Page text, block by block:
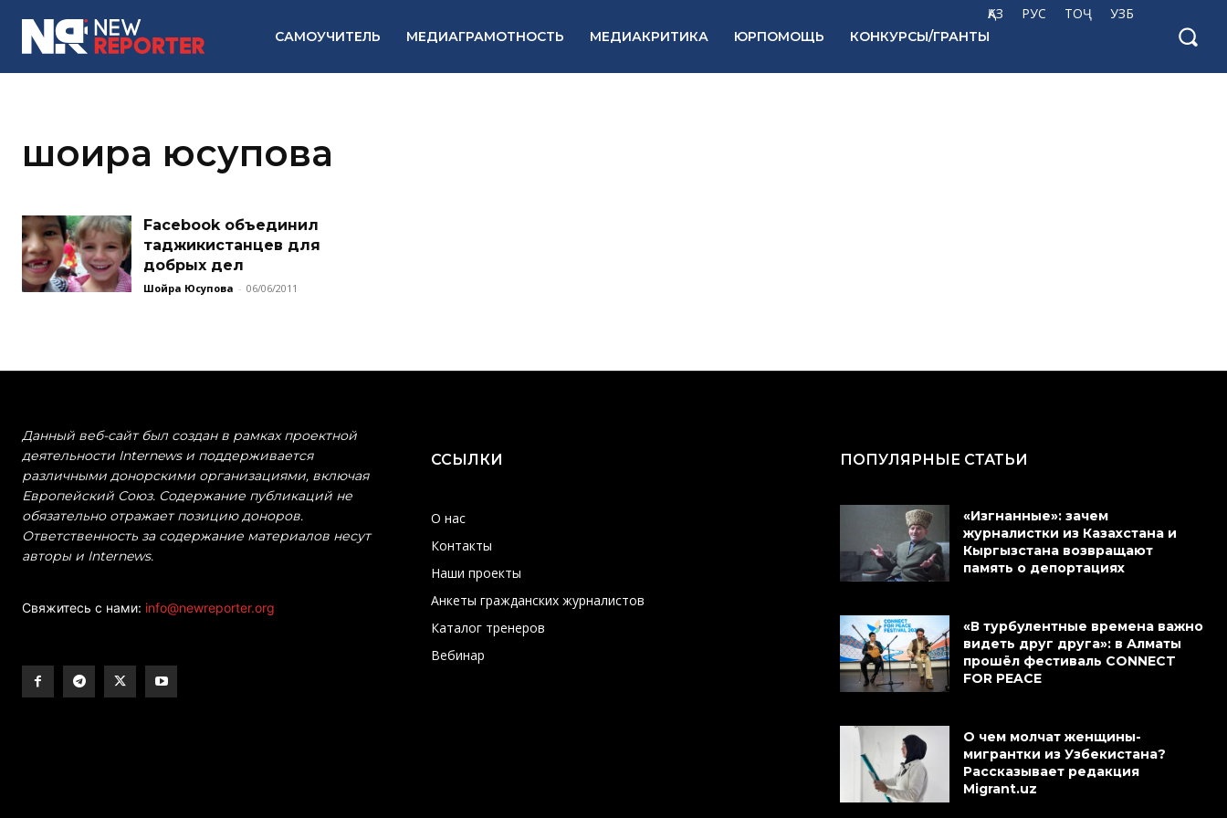
ҚАЗ РУС ТОҶ УЗБ
САМОУЧИТЕЛЬ МЕДИАГРАМОТНОСТЬ МЕДИАКРИТИКА ЮРПОМОЩЬ КОНКУРСЫ/ГРАНТЫ
шоира юсупова
Facebook объединил
таджикистанцев для
добрых дел
Шойра Юсупова - 06/06/2011
Данный веб-сайт был создан в рамках проектной
деятельности Internews и поддерживается
различными донорскими организациями, включая
Европейский Союз. Содержание публикаций не
обязательно отражает позицию доноров.
Ответственность за содержание материалов несут
авторы и Internews.
Свяжитесь с нами: info@newreporter.org
ССЫЛКИ
О нас
Контакты
Наши проекты
Анкеты гражданских журналистов
Каталог тренеров
Вебинар
ПОПУЛЯРНЫЕ СТАТЬИ
«Изгнанные»: зачем
журналистки из Казахстана и
Кыргызстана возвращают
память о депортациях
«В турбулентные времена важно
видеть друг друга»: в Алматы
прошёл фестиваль CONNECT
FOR PEACE
О чем молчат женщины-
мигрантки из Узбекистана?
Рассказывает редакция
Migrant.uz